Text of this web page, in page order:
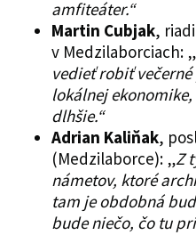
amfiteáter.“
Martin Cubjak,
v Medzilaborciach: „
vedieť robiť
lokálnej
dlhšie.“
Adrian Kaliňak,
(Medzilaborce): „Z
námetov, ktoré
tam je obdobná
bude niečo, čo tu